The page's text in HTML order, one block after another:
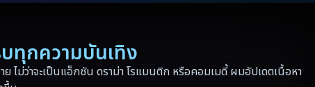
ทุกความบันเทิง
ไม่ว่าจะเป็นแอ็กชัน ดราม่า โรแมนติก หรือคอมเมดี้ ผมอัปเดตเนื้อหา